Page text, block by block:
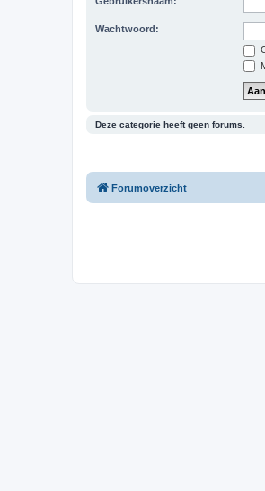
Wachtwoord:
Deze categorie heeft geen forums.
Forumoverzicht